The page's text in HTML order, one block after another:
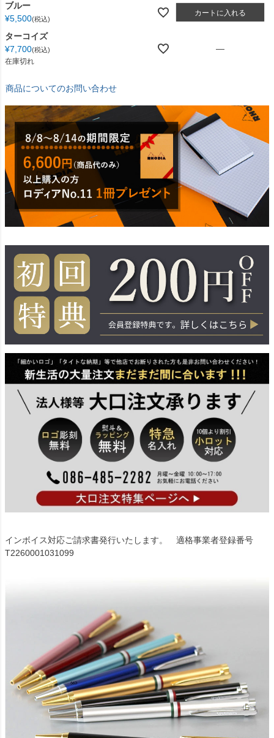
ブルー
¥5,500 税込
カートに入れる
ターコイズ
¥7,700 税込
在庫切れ
—
商品についてのお問い合わせ
インボイス対応ご請求書発行いたします。 適格事業者登録番号
T2260001031099